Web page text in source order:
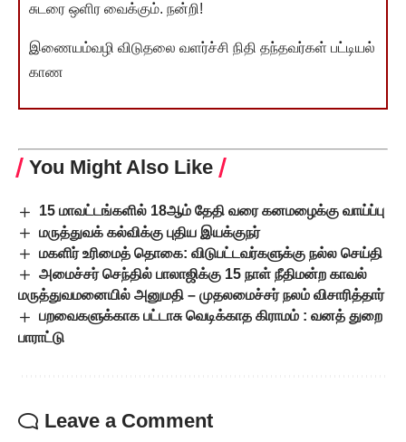
சுடரை ஒளிர வைக்கும். நன்றி!
இணையம்வழி விடுதலை வளர்ச்சி நிதி தந்தவர்கள் பட்டியல்
காண
You Might Also Like
15 மாவட்டங்களில் 18ஆம் தேதி வரை கனமழைக்கு வாய்ப்பு
மருத்துவக் கல்விக்கு புதிய இயக்குநர்
மகளிர் உரிமைத் தொகை: விடுபட்டவர்களுக்கு நல்ல செய்தி
அமைச்சர் செந்தில் பாலாஜிக்கு 15 நாள் நீதிமன்ற காவல்
மருத்துவமனையில் அனுமதி – முதலமைச்சர் நலம் விசாரித்தார்
பறவைகளுக்காக பட்டாசு வெடிக்காத கிராமம் : வனத் துறை
பாராட்டு
Leave a Comment